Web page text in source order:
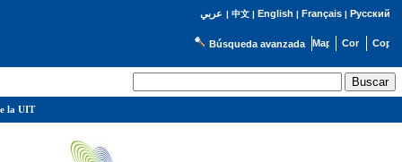
عربي | 中文| English | Français| Русский
Búsqueda avanzada
la UIT